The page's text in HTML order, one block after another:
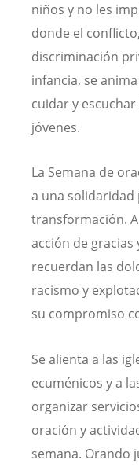
niños y no les
donde el
discriminación
infancia, se
cuidar y
jóvenes.
La Semana de
a una solidaridad
transformación.
acción de
recuerdan las
racismo y
su compromiso
Se alienta a las
ecuménicos y a
organizar
oración y
semana. Orando